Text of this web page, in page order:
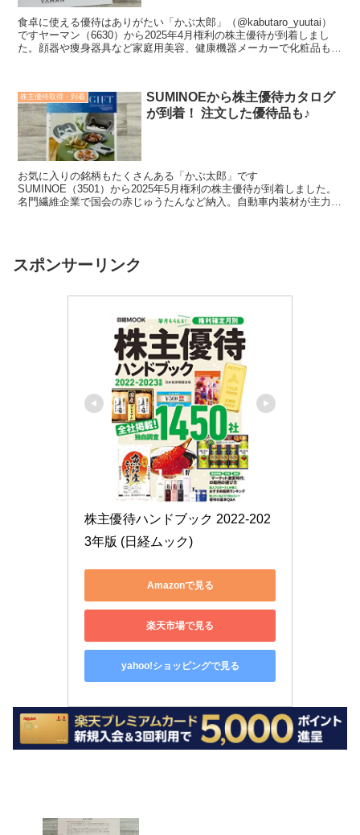
食卓に使える優待はありがたい「かぶ太郎」（@kabutaro_yuutai）
ですヤーマン（6630）から2025年4月権利の株主優待が到着しまし
た。顔器や痩身器具など家庭用美容、健康機器メーカーで化粧品も販
株主優待取得・到着
SUMINOEから株主優待カタログ
が到着！ 注文した優待品も♪
お気に入りの銘柄もたくさんある「かぶ太郎」です
SUMINOE（3501）から2025年5月権利の株主優待が到着しました。
名門繊維企業で国会の赤じゅうたんなど納入。自動車内装材が主力
スポンサーリンク
株主優待ハンドブック 2022-202
3年版 (日経ムック)
Amazonで見る
楽天市場で見る
yahoo!ショッピングで見る